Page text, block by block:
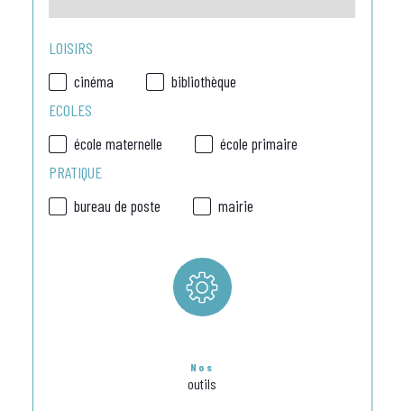
Nos
outils
LOISIRS
cinéma
bibliothèque
ECOLES
école maternelle
école primaire
PRATIQUE
bureau de poste
mairie